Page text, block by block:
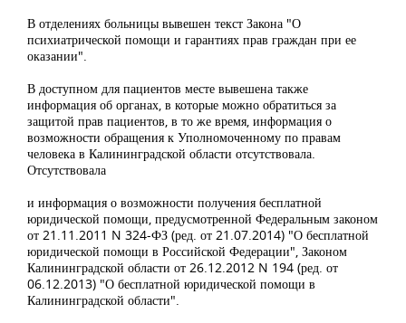
В отделениях больницы вывешен текст Закона "О
психиатрической помощи и гарантиях прав граждан при ее
оказании".
В доступном для пациентов месте вывешена также
информация об органах, в которые можно обратиться за
защитой прав пациентов, в то же время, информация о
возможности обращения к Уполномоченному по правам
человека в Калининградской области отсутствовала.
Отсутствовала
и информация о возможности получения бесплатной
юридической помощи, предусмотренной Федеральным законом
от 21.11.2011 N 324-ФЗ (ред. от 21.07.2014) "О бесплатной
юридической помощи в Российской Федерации", Законом
Калининградской области от 26.12.2012 N 194 (ред. от
06.12.2013) "О бесплатной юридической помощи в
Калининградской области".